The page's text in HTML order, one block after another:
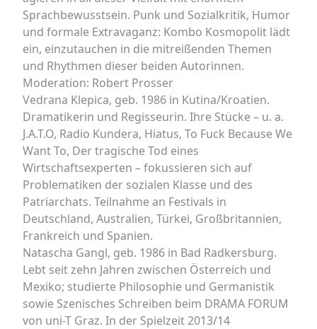
Sprachbewusstsein. Punk und Sozialkritik, Humor
und formale Extravaganz: Kombo Kosmopolit lädt
ein, einzutauchen in die mitreißenden Themen
und Rhythmen dieser beiden Autorinnen.
Moderation: Robert Prosser
Vedrana Klepica, geb. 1986 in Kutina/Kroatien.
Dramatikerin und Regisseurin. Ihre Stücke – u. a.
J.A.T.O, Radio Kundera, Hiatus, To Fuck Because We
Want To, Der tragische Tod eines
Wirtschaftsexperten – fokussieren sich auf
Problematiken der sozialen Klasse und des
Patriarchats. Teilnahme an Festivals in
Deutschland, Australien, Türkei, Großbritannien,
Frankreich und Spanien.
Natascha Gangl, geb. 1986 in Bad Radkersburg.
Lebt seit zehn Jahren zwischen Österreich und
Mexiko; studierte Philosophie und Germanistik
sowie Szenisches Schreiben beim DRAMA FORUM
von uni-T Graz. In der Spielzeit 2013/14